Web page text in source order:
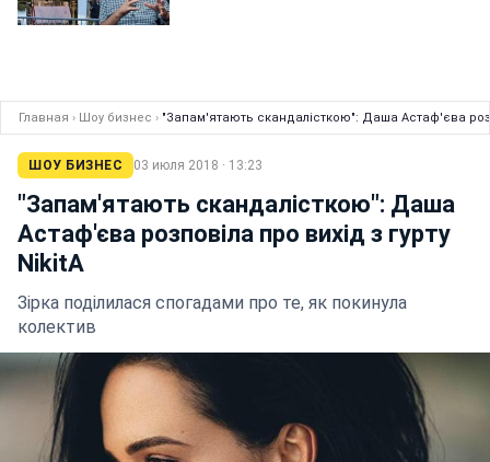
Главная › Шоу бизнес › "Запам'ятають скандалісткою": Даша Астаф'єва
ШОУ БИЗНЕС 03 июля 2018 · 13:23
"Запам'ятають скандалісткою": Даша
Астаф'єва розповіла про вихід з гурту
NikitA
Зірка поділилася спогадами про те, як покинула
колектив